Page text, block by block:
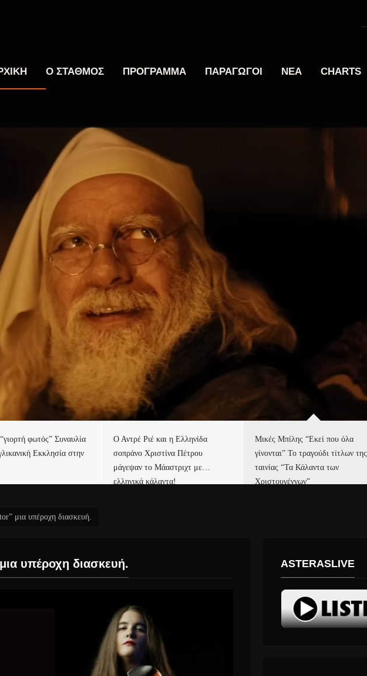
Ο ΣΤΑΘΜΟΣ ΠΡΟΓΡΑΜΜΑ ΠΑΡΑΓΩΓΟΙ ΝΕΑ CHARTS
φωτός” Συναυλία
Εκκλησία στην
Ο Αντρέ Ριέ και η Ελληνίδα
σοπράνο Χριστίνα Πέτρου
μάγεψαν το Μάαστριχτ με…
ελληνικά κάλαντα!
Μικές Μπίλης “Εκεί που όλα
γίνονται” Το τραγούδι τίτλων της
ταινίας “Τα Κάλαντα των
Χριστουγέννων”
μια υπέροχη διασκευή.
υπέροχη διασκευή. ASTERASLIVE